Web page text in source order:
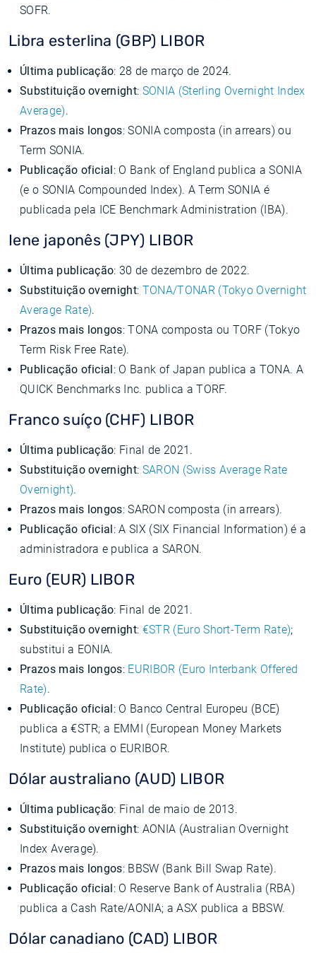
SOFR.
Libra esterlina (GBP) LIBOR
Última publicação: 28 de março de 2024.
Substituição overnight: SONIA (Sterling Overnight Index
Average).
Prazos mais longos: SONIA composta (in arrears) ou
Term SONIA.
Publicação oficial: O Bank of England publica a SONIA
(e o SONIA Compounded Index). A Term SONIA é
publicada pela ICE Benchmark Administration (IBA).
Iene japonês (JPY) LIBOR
Última publicação: 30 de dezembro de 2022.
Substituição overnight: TONA/TONAR (Tokyo Overnight
Average Rate).
Prazos mais longos: TONA composta ou TORF (Tokyo
Term Risk Free Rate).
Publicação oficial: O Bank of Japan publica a TONA. A
QUICK Benchmarks Inc. publica a TORF.
Franco suíço (CHF) LIBOR
Última publicação: Final de 2021.
Substituição overnight: SARON (Swiss Average Rate
Overnight).
Prazos mais longos: SARON composta (in arrears).
Publicação oficial: A SIX (SIX Financial Information) é a
administradora e publica a SARON.
Euro (EUR) LIBOR
Última publicação: Final de 2021.
Substituição overnight: €STR (Euro Short-Term Rate);
substitui a EONIA.
Prazos mais longos: EURIBOR (Euro Interbank Offered
Rate).
Publicação oficial: O Banco Central Europeu (BCE)
publica a €STR; a EMMI (European Money Markets
Institute) publica o EURIBOR.
Dólar australiano (AUD) LIBOR
Última publicação: Final de maio de 2013.
Substituição overnight: AONIA (Australian Overnight
Index Average).
Prazos mais longos: BBSW (Bank Bill Swap Rate).
Publicação oficial: O Reserve Bank of Australia (RBA)
publica a Cash Rate/AONIA; a ASX publica a BBSW.
Dólar canadiano (CAD) LIBOR